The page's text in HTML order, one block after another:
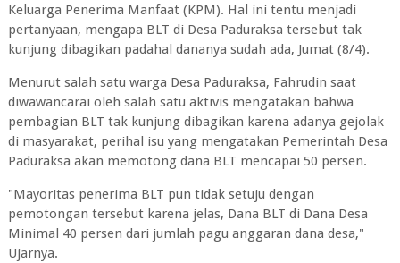
Keluarga Penerima Manfaat (KPM). Hal ini tentu menjadi
pertanyaan, mengapa BLT di Desa Paduraksa tersebut tak
kunjung dibagikan padahal dananya sudah ada, Jumat (8/4).
Menurut salah satu warga Desa Paduraksa, Fahrudin saat
diwawancarai oleh salah satu aktivis mengatakan bahwa
pembagian BLT tak kunjung dibagikan karena adanya gejolak
di masyarakat, perihal isu yang mengatakan Pemerintah Desa
Paduraksa akan memotong dana BLT mencapai 50 persen.
"Mayoritas penerima BLT pun tidak setuju dengan
pemotongan tersebut karena jelas, Dana BLT di Dana Desa
Minimal 40 persen dari jumlah pagu anggaran dana desa,"
Ujarnya.